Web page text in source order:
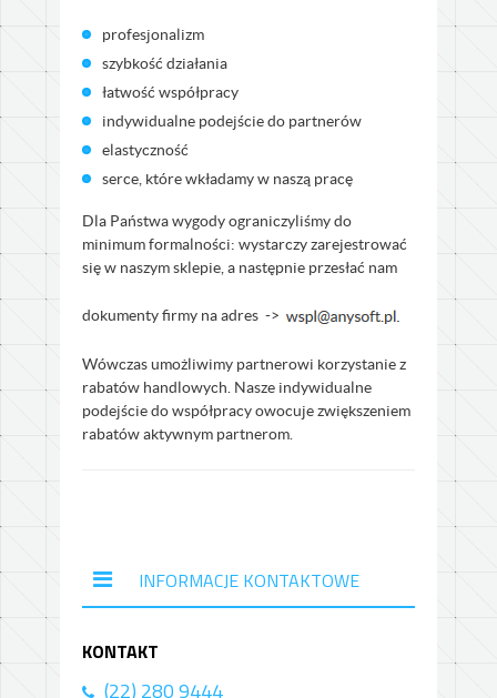
profesjonalizm
szybkość działania
łatwość współpracy
indywidualne podejście do partnerów
elastyczność
serce, które wkładamy w naszą pracę
Dla Państwa wygody ograniczyliśmy do
minimum formalności: wystarczy zarejestrować
się w naszym sklepie, a następnie przesłać nam
dokumenty firmy na adres ->
Wówczas umożliwimy partnerowi korzystanie z
rabatów handlowych. Nasze indywidualne
podejście do współpracy owocuje zwiększeniem
rabatów aktywnym partnerom.
INFORMACJE KONTAKTOWE
KONTAKT
(22) 280 9444